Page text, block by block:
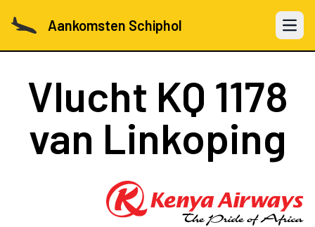
Aankomsten Schiphol Open
Vlucht KQ 1178
van Linkoping